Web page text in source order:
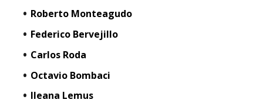
Roberto Monteagudo
Federico Bervejillo
Carlos Roda
Octavio Bombaci
Ileana Lemus